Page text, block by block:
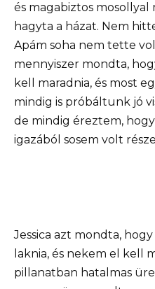
és magabiztos
hagyta a házat. Nem
Apám soha nem tette
mennyiszer mondta,
kell maradnia, és most
mindig is próbáltunk jó
de mindig éreztem,
igazából sosem volt
Jessica azt mondta,
laknia, és nekem el kell
pillanatban hatalmas